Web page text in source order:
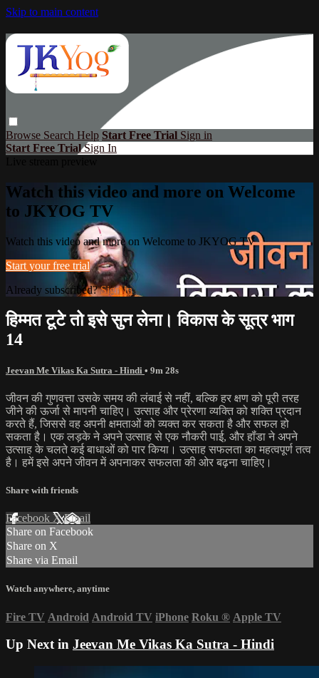
Skip to main content
Browse Search Help Start Free Trial Sign in
Start Free TrialSign In
Watch this video and more on Welcome
to JKYOG TV
Watch this video and more on Welcome to JKYOG TV
Start your free trial
Already subscribed?Sign in
हिम्मत टूटे तो इसे सुन लेना। विकास के सूत्र भाग
14
Jeevan Me Vikas Ka Sutra - Hindi • 9m 28s
जीवन की गुणवत्ता उसके समय की लंबाई से नहीं, बल्कि हर क्षण को पूरी तरह
जीने की ऊर्जा से मापनी चाहिए। उत्साह और प्रेरणा व्यक्ति को शक्ति प्रदान
करते हैं, जिससे वह अपनी क्षमताओं को व्यक्त कर सकता है और सफल हो
सकता है। एक लड़के ने अपने उत्साह से एक नौकरी पाई, और हॉंडा ने अपने
उत्साह के चलते कई बाधाओं को पार किया। उत्साह सफलता का महत्वपूर्ण तत्व
है। हमें इसे अपने जीवन में अपनाकर सफलता की ओर बढ़ना चाहिए।
Share with friends
Facebook XEmail
Share on Facebook
Share on X
Share via Email
Watch anywhere, anytime
Fire TV Android Android TV iPhone Roku ® Apple TV
Up Next in Jeevan Me Vikas Ka Sutra - Hindi